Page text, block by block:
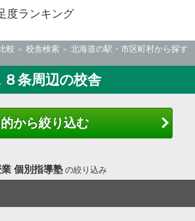
度ランキング
較 校舎検索
北海道の駅・市区町村から探す
８条周辺の校舎
的から絞り込む
個別指導塾の絞り込み